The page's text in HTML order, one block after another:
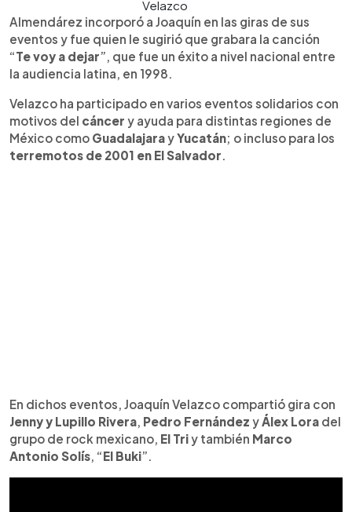
Velazco
Almendárez incorporó a Joaquín en las giras de sus
eventos y fue quien le sugirió que grabara la canción
“Te voy a dejar”, que fue un éxito a nivel nacional entre
la audiencia latina, en 1998.
Velazco ha participado en varios eventos solidarios con
motivos del cáncer y ayuda para distintas regiones de
México como GuadalajarayYucatán; o incluso para los
terremotos de 2001 en El Salvador.
En dichos eventos, Joaquín Velazco compartió gira con
Jenny y Lupillo Rivera, Pedro Fernández yÁlex Lora del
grupo de rock mexicano, El Triy también Marco
Antonio Solís, “El Buki”.